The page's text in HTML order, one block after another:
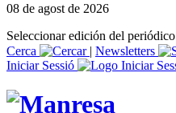
08 de agost de 2026
Seleccionar edición del periódico
Cerca
| Newsletters
Iniciar Sessió